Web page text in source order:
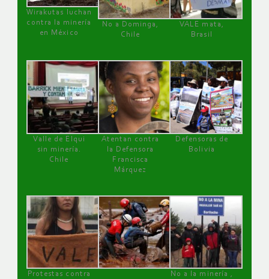
Wirakutas luchan
contra la minería
en México
No a Dominga,
Chile
VALE mata,
Brasil
Valle de Elqui
sin minería.
Chile
Atentan contra
la Defensora
Francisca
Márquez
Defensoras de
Bolivia
Protestas contra
No a la minería ,